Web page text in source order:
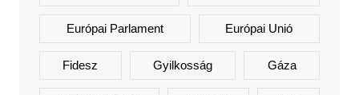
Európai Parlament Európai Unió
Fidesz Gyilkosság Gáza